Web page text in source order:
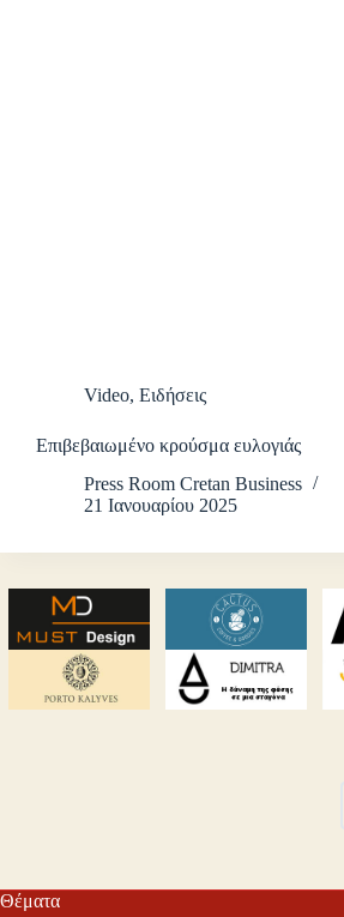
Video, Ειδήσεις
Επιβεβαιωμένο κρούσμα ευλογιάς
Press Room Cretan Business
21 Ιανουαρίου 2025
Θέματα